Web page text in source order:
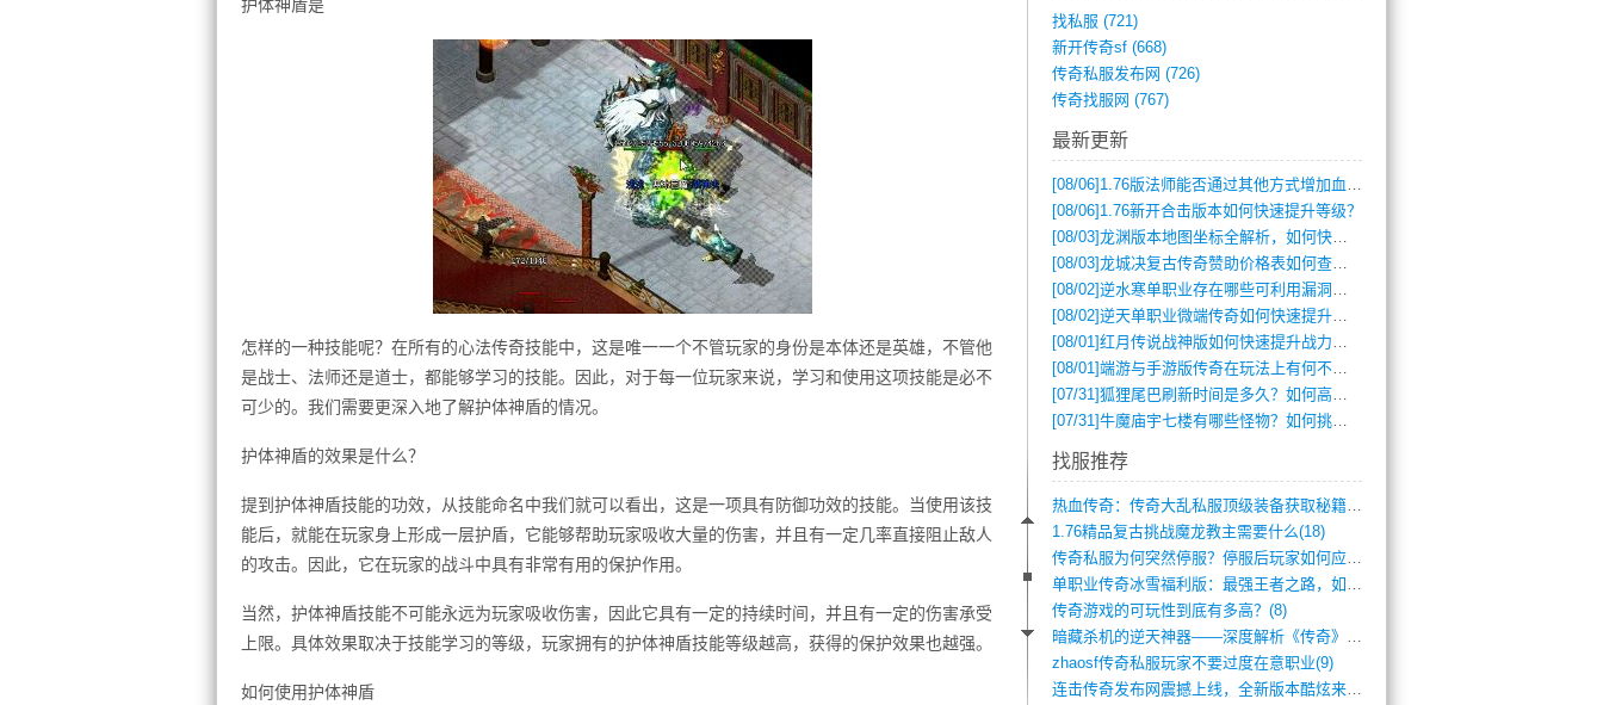
护体神盾是
怎样的一种技能呢？在所有的心法传奇技能中，这是唯一一个不管玩家的身份是本体还是英雄，不管他
是战士、法师还是道士，都能够学习的技能。因此，对于每一位玩家来说，学习和使用这项技能是必不
可少的。我们需要更深入地了解护体神盾的情况。
护体神盾的效果是什么？
提到护体神盾技能的功效，从技能命名中我们就可以看出，这是一项具有防御功效的技能。当使用该技
能后，就能在玩家身上形成一层护盾，它能够帮助玩家吸收大量的伤害，并且有一定几率直接阻止敌人
的攻击。因此，它在玩家的战斗中具有非常有用的保护作用。
当然，护体神盾技能不可能永远为玩家吸收伤害，因此它具有一定的持续时间，并且有一定的伤害承受
上限。具体效果取决于技能学习的等级，玩家拥有的护体神盾技能等级越高，获得的保护效果也越强。
如何使用护体神盾
找私服 (721)
新开传奇sf (668)
传奇私服发布网 (726)
传奇找服网 (767)
最新更新
[08/06] 1.76版法师能否通过其他方式增加血量？
[08/06] 1.76新开合击版本如何快速提升等级？
[08/03]龙渊版本地图坐标全解析，如何快速定位BOSS位置？
[08/03]龙城决复古传奇赞助价格表如何查询？
[08/02]逆水寒单职业存在哪些可利用漏洞？如何快速提升战力？
[08/02]逆天单职业微端传奇如何快速提升战力？新手必看攻略
[08/01]红月传说战神版如何快速提升战力？新手攻略全解析？
[08/01]端游与手游版传奇在玩法上有何不同？
[07/31]狐狸尾巴刷新时间是多久？如何高效获取传奇手游中的狐狸尾巴？
[07/31]牛魔庙宇七楼有哪些怪物？如何挑战它们？
找服推荐
热血传奇：传奇大乱私服顶级装备获取秘籍(887)
1.76精品复古挑战魔龙教主需要什么(18)
传奇私服为何突然停服？停服后玩家如何应对(744)
单职业传奇冰雪福利版：最强王者之路，如何(659)
传奇游戏的可玩性到底有多高？(8)
暗藏杀机的逆天神器——深度解析《传奇》祈(374)
zhaosf传奇私服玩家不要过度在意职业(9)
连击传奇发布网震撼上线，全新版本酷炫来袭(12)